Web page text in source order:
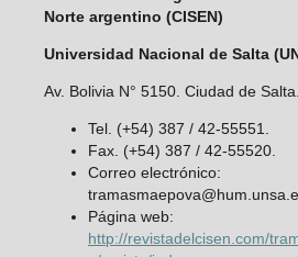
Norte argentino (CISEN)
Universidad Nacional de Salta
Av. Bolivia N° 5150. Ciudad de
Tel. (+54) 387 / 42-55551.
Fax. (+54) 387 / 42-55520.
Correo electrónico:
Página web:
http://revistadelcisen.com/